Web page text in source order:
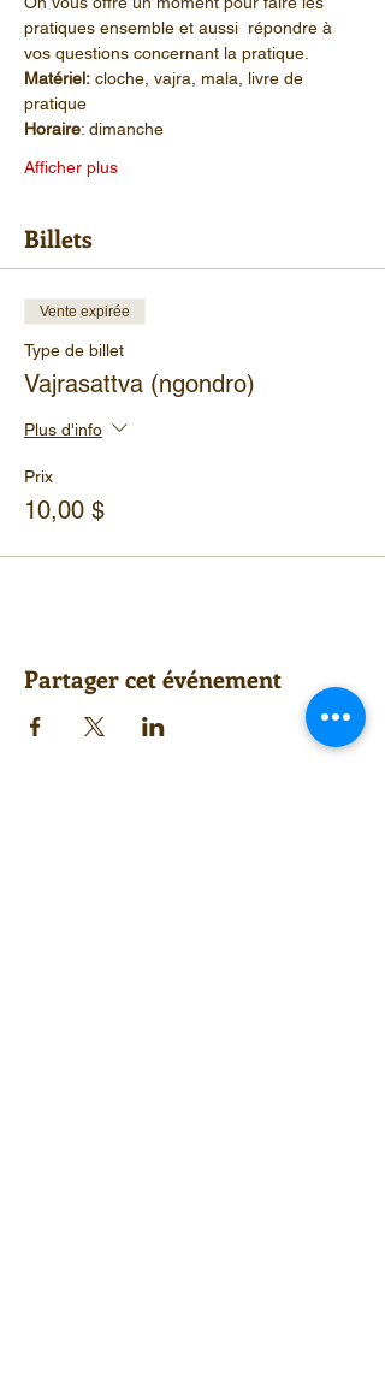
pratiques ensemble et aussi  répondre à
vos questions concernant la pratique.
Matériel: cloche, vajra, mala, livre de
pratique
Horaire: dimanche
Afficher plus
Billets
Vente expirée
Type de billet
Vajrasattva (ngondro)
Plus d'info
Prix
10,00 $
Partager cet événement